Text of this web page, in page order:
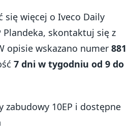
się więcej o Iveco Daily
Plandeka, skontaktuj się z
opisie wskazano numer 881
7 dni w tygodniu od 9 do
zabudowy 10EP i dostępne